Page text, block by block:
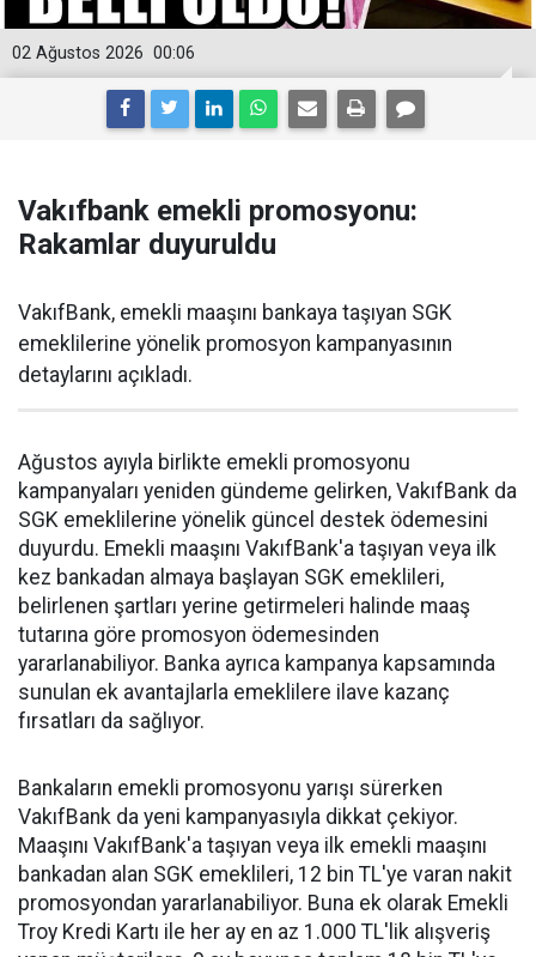
00:06
02 Ağustos 2026
Vakıfbank emekli promosyonu:
Rakamlar duyuruldu
VakıfBank, emekli maaşını bankaya taşıyan SGK
emeklilerine yönelik promosyon kampanyasının
detaylarını açıkladı.
Ağustos ayıyla birlikte emekli promosyonu
kampanyaları yeniden gündeme gelirken, VakıfBank da
SGK emeklilerine yönelik güncel destek ödemesini
duyurdu. Emekli maaşını VakıfBank'a taşıyan veya ilk
kez bankadan almaya başlayan SGK emeklileri,
belirlenen şartları yerine getirmeleri halinde maaş
tutarına göre promosyon ödemesinden
yararlanabiliyor. Banka ayrıca kampanya kapsamında
sunulan ek avantajlarla emeklilere ilave kazanç
fırsatları da sağlıyor.
Bankaların emekli promosyonu yarışı sürerken
VakıfBank da yeni kampanyasıyla dikkat çekiyor.
Maaşını VakıfBank'a taşıyan veya ilk emekli maaşını
bankadan alan SGK emeklileri, 12 bin TL'ye varan nakit
promosyondan yararlanabiliyor. Buna ek olarak Emekli
Troy Kredi Kartı ile her ay en az 1.000 TL'lik alışveriş